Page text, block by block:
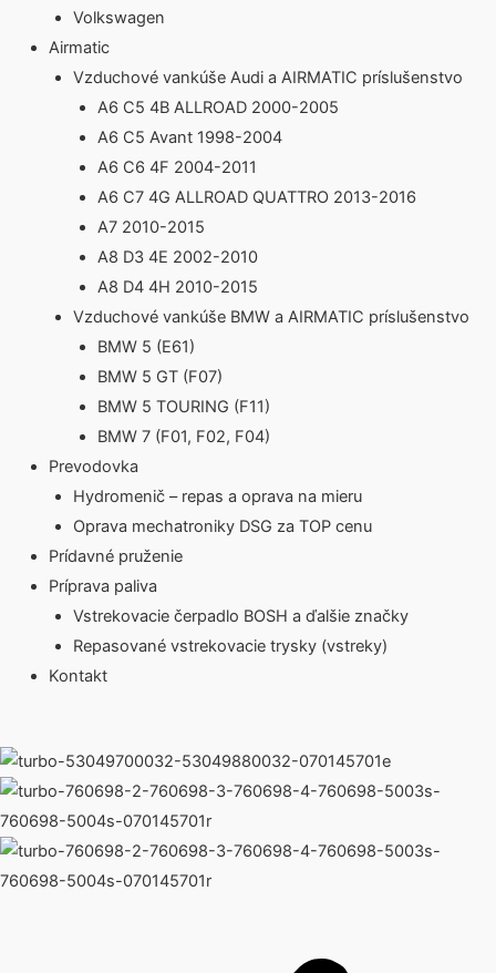
Volkswagen
Airmatic
Vzduchové vankúše Audi a AIRMATIC príslušenstvo
A6 C5 4B ALLROAD 2000-2005
A6 C5 Avant 1998-2004
A6 C6 4F 2004-2011
A6 C7 4G ALLROAD QUATTRO 2013-2016
A7 2010-2015
A8 D3 4E 2002-2010
A8 D4 4H 2010-2015
Vzduchové vankúše BMW a AIRMATIC príslušenstvo
BMW 5 (E61)
BMW 5 GT (F07)
BMW 5 TOURING (F11)
BMW 7 (F01, F02, F04)
Prevodovka
Hydromenič – repas a oprava na mieru
Oprava mechatroniky DSG za TOP cenu
Prídavné pruženie
Príprava paliva
Vstrekovacie čerpadlo BOSH a ďalšie značky
Repasované vstrekovacie trysky (vstreky)
Kontakt